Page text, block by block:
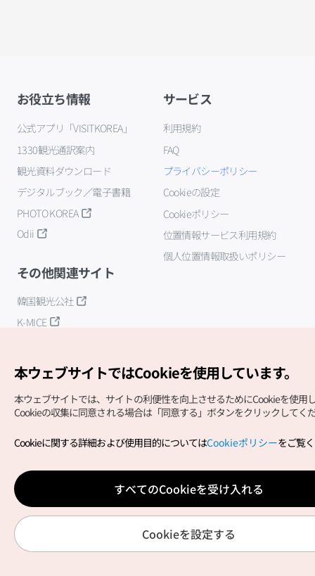
お役立ち情報
公式アプリ「VISITKOREA」
1330観光通訳案内
観光資料ダウンロード
デジタルブック／電子書籍
PHOTO KOREA
Odii
サービス
利用規約
FAQ
プライバシーポリシー
Cookieの設定
Cookieポリシー
位置情報サービス利用規約
個人位置情報取扱いポリシー
その他関連サイト
韓国観光公社
K-MICE
Copyright (c) Korea Tourism Organization All Rights
Reserved.
サイトエラー報告公式メール
japanese@knto.or.kr
本ウェブサイトではCookieを使用しています。
本ウェブサイトでは、サイトの利便性を向上させるためにCookieを使用
Cookieの収集に同意される場合は「同意する」ボタンをクリックしてく
Cookieに関する詳細および使用目的についてはCookieポリシーをご覧
すべてのCookieを受け入れる
Cookieを設定する